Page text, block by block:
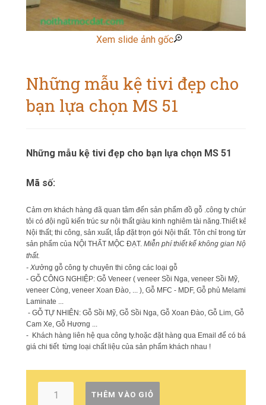
Xem slide ảnh gốc
Những mẫu kệ tivi đẹp cho
bạn lựa chọn MS 51
Những mẫu kệ tivi đẹp cho bạn lựa chọn MS 51
Mã số:
Cảm ơn khách hàng đã quan tâm đến sản phẩm đồ gỗ .công ty chúng
tôi có đội ngũ kiến trúc sư nội thất giàu kinh nghiêm tài năng.Thiết kế
Nội thất; thi công, sản xuất, lắp đặt trọn gói Nội thất. Tôn chỉ trong từng
sản phẩm của NỘI THẤT MỘC ĐẠT. Miễn phí thiết kế không gian Nội
thất.
- Xưởng gỗ công ty chuyên thi công các loại gỗ
- GỖ CÔNG NGHIỆP: Gỗ Veneer ( veneer Sồi Nga, veneer Sồi Mỹ,
veneer Còng, veneer Xoan Đào, ... ), Gỗ MFC - MDF, Gỗ phủ Melamin,
Laminate ...
- GỖ TỰ NHIÊN: Gỗ Sồi Mỹ, Gỗ Sồi Nga, Gỗ Xoan Đào, Gỗ Lim, Gỗ
Cam Xe, Gỗ Hương ...
- Khách hàng liên hệ qua công ty.hoặc đặt hàng qua Email để có báo
giá chi tiết từng loại chất liệu của sản phẩm khách nhau !
THÊM VÀO GIỎ